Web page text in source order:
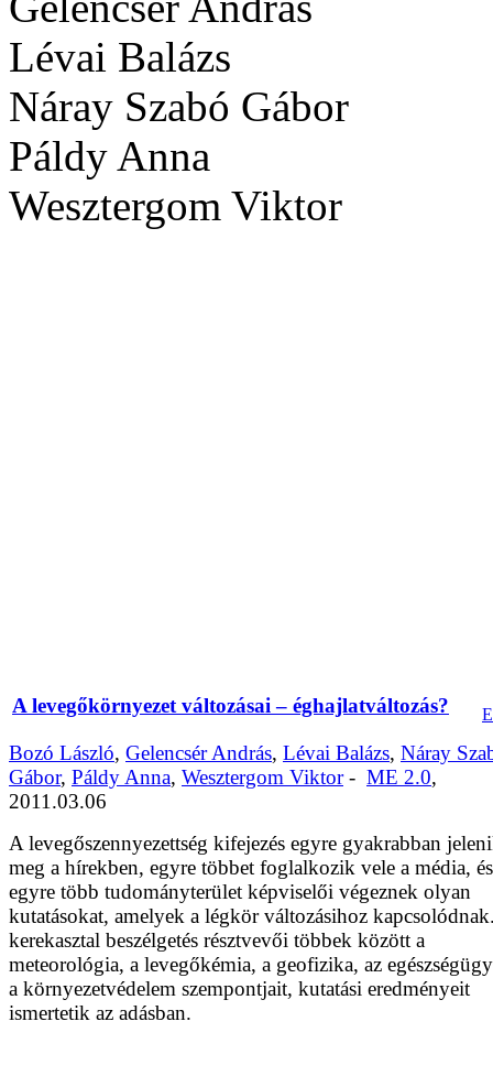
Lévai Balázs
Náray Szabó Gábor
Páldy Anna
Wesztergom Viktor
A levegőkörnyezet változásai – éghajlatváltozás?
Bozó László, Gelencsér András, Lévai Balázs, Náray
Gábor, Páldy Anna, Wesztergom Viktor- ME 2.0,
2011.03.06
A levegőszennyezettség kifejezés egyre gyakrabban
meg a hírekben, egyre többet foglalkozik vele a média, és
egyre több tudományterület képviselői végeznek olyan
kutatásokat, amelyek a légkör változásihoz
kerekasztal beszélgetés résztvevői többek között a
meteorológia, a levegőkémia, a geofizika, az
a környezetvédelem szempontjait, kutatási eredményeit
ismertetik az adásban.